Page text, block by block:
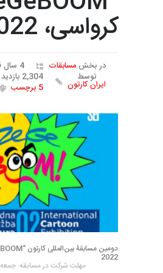
کرواسی، 2022
در بخشمسابقات
4 سال قبل
توسط
ایران کارتون
2,304 بازدید
5 برچسب
2022
مهلت شرکت در مسابقه: جمعه ۴ آذر ۱۴۰۱